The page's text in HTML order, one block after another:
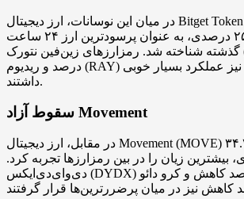
در میان این نوسانات، ارز دیجیتال Bitget Token (BGB) با رشد
خیره‌کننده ۲۵.۹۰ درصدی، به عنوان پرسودترین ارز ۲۴ ساعت
گذشته شناخته شد. رمزارزهای زین‌فین نتورک (XDC) با ۱۶.۱۱
درصد و ریدیوم (RAY) با ۱۳.۲۰ درصد نیز عملکرد بسیار خوبی
داشتند.
سقوط آزاد Movement
در مقابل، ارز دیجیتال Movement (MOVE) با کاهش ۳۴.۷۵
بیشترین زیان را در بین رمزارزها تجربه کرد.
دی‌وای‌دی‌ایکس (DYDX) با ۷.۳۵ درصد کاهش و کرو دائو (CRV) با